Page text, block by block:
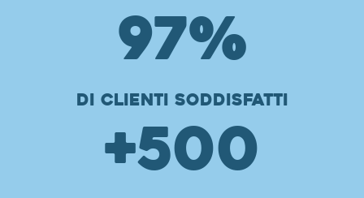
97%
di clienti soddisfatti
+500